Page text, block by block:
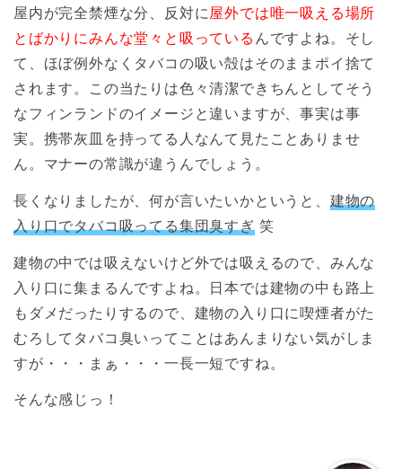
屋内が完全禁煙な分、反対に屋外では唯一吸える場所
とばかりにみんな堂々と吸っているんですよね。そし
て、ほぼ例外なくタバコの吸い殻はそのままポイ捨て
されます。この当たりは色々清潔できちんとしてそう
なフィンランドのイメージと違いますが、事実は事
実。携帯灰皿を持ってる人なんて見たことありませ
ん。マナーの常識が違うんでしょう。
長くなりましたが、何が言いたいかというと、 建物の
入り口でタバコ吸ってる集団臭すぎ笑
建物の中では吸えないけど外では吸えるので、みんな
入り口に集まるんですよね。日本では建物の中も路上
もダメだったりするので、建物の入り口に喫煙者がた
むろしてタバコ臭いってことはあんまりない気がしま
すが・・・まぁ・・・一長一短ですね。
そんな感じっ！